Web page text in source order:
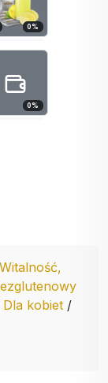
0%
0%
Witalność,
Dla kobiet /